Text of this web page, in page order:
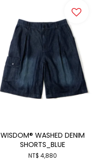
WISDOM® WASHED DENIM
SHORTS_BLUE
NT$ 4,880